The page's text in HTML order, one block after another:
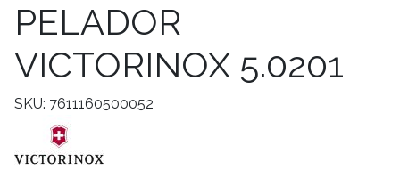
PELADOR
VICTORINOX 5.0201
SKU: 7611160500052